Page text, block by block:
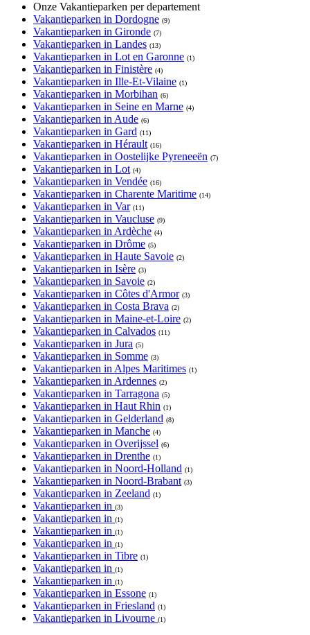
Onze Vakantieparken per departement
Vakantieparken in Dordogne (9)
Vakantieparken in Gironde (7)
Vakantieparken in Landes (13)
Vakantieparken in Lot en Garonne (1)
Vakantieparken in Finistère (4)
Vakantieparken in Ille-Et-Vilaine (1)
Vakantieparken in Morbihan (6)
Vakantieparken in Seine en Marne (4)
Vakantieparken in Aude (6)
Vakantieparken in Gard (11)
Vakantieparken in Hérault (16)
Vakantieparken in Oostelijke Pyreneeën (7)
Vakantieparken in Lot (4)
Vakantieparken in Vendée (16)
Vakantieparken in Charente Maritime (14)
Vakantieparken in Var (11)
Vakantieparken in Vaucluse (9)
Vakantieparken in Ardèche (4)
Vakantieparken in Drôme (5)
Vakantieparken in Haute Savoie (2)
Vakantieparken in Isère (3)
Vakantieparken in Savoie (2)
Vakantieparken in Côtes d'Armor (3)
Vakantieparken in Costa Brava (2)
Vakantieparken in Maine-et-Loire (2)
Vakantieparken in Calvados (11)
Vakantieparken in Jura (5)
Vakantieparken in Somme (3)
Vakantieparken in Alpes Maritimes (1)
Vakantieparken in Ardennes (2)
Vakantieparken in Tarragona (5)
Vakantieparken in Haut Rhin (1)
Vakantieparken in Gelderland (8)
Vakantieparken in Manche (4)
Vakantieparken in Overijssel (6)
Vakantieparken in Drenthe (1)
Vakantieparken in Noord-Holland (1)
Vakantieparken in Noord-Brabant (3)
Vakantieparken in Zeeland (1)
Vakantieparken in (3)
Vakantieparken in (1)
Vakantieparken in (1)
Vakantieparken in (1)
Vakantieparken in Tibre (1)
Vakantieparken in (1)
Vakantieparken in (1)
Vakantieparken in Essone (1)
Vakantieparken in Friesland (1)
Vakantieparken in Livourne (1)